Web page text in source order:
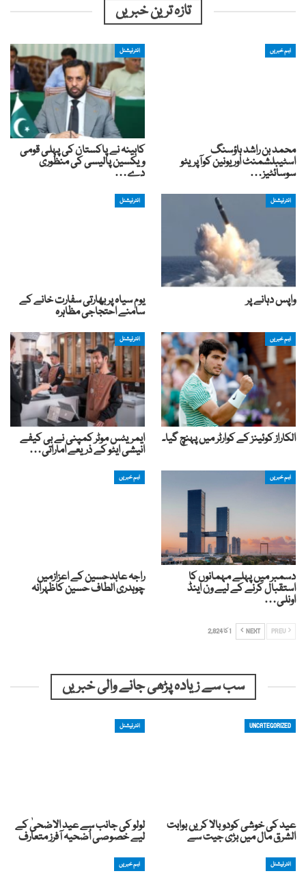
تازہ ترین خبریں
اہم خبریں
محمد بن راشد ہاؤسنگ
اسٹیبلشمنٹ اور یونین کوآپریٹو
سوسائٹیز…
انٹرنیشنل
کابینہ نے پاکستان کی پہلی قومی
ویکسین پالیسی کی منظوری
دے…
انٹرنیشنل
واپس دہانے پر
انٹرنیشنل
یوم سیاہ پر بھارتی سفارت خانے کے
سامنے احتجاجی مظاہرہ
اہم خبریں
الکاراز کوئینز کے کوارٹر میں پہنچ گیا۔
انٹرنیشنل
ایمریٹس موٹر کمپنی نے بی کیفے
انیشی ایٹو کے ذریعے اماراتی…
اہم خبریں
دسمبر میں پہلے مہمانوں کا
استقبال کرنے کے لیے ون اینڈ
اونلی…
اہم خبریں
راجہ عابدحسین کے اعزازمیں
چوہدری الطاف حسین کاظہرانہ
NEXT 1 کا 2,824
سب سے زیادہ پڑھی جانے والی خبریں
UNCATEGORIZED
عید کی خوشی کودوبالا کریں بوابت
الشرق مال میں بڑی جیت سے
انٹرنیشنل
لولو کی جانب سے عید الاضحیٰ کے
لیے خصوصی اُضحیہ آفرز متعارف
انٹرنیشنل اہم خبریں